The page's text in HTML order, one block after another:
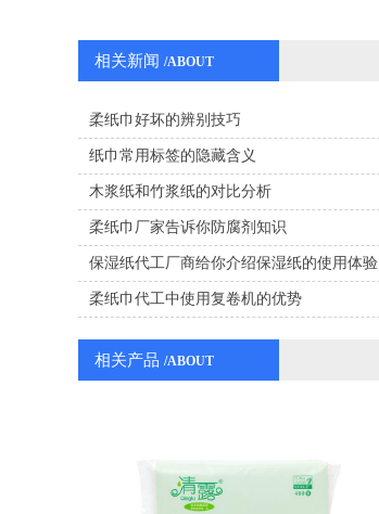
相关新闻 /ABOUT
柔纸巾好坏的辨别技巧
纸巾常用标签的隐藏含义
木浆纸和竹浆纸的对比分析
柔纸巾厂家告诉你防腐剂知识
保湿纸代工厂商给你介绍保湿纸的使用体验
柔纸巾代工中使用复卷机的优势
相关产品 /ABOUT